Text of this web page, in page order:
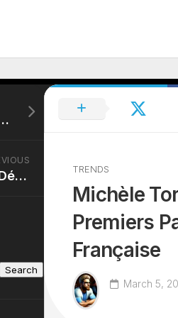
TRENDS
Michèle
Premiers
Française
March 5,
Carrière du Footballeur Anglais de Renommée Mondiale
Doumbe Taille Poids : Découvrez les Secrets de la Forme Physique de Cédric Doumbé, Champion de MMA
Search